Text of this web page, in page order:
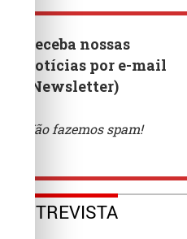
ENTREVISTA